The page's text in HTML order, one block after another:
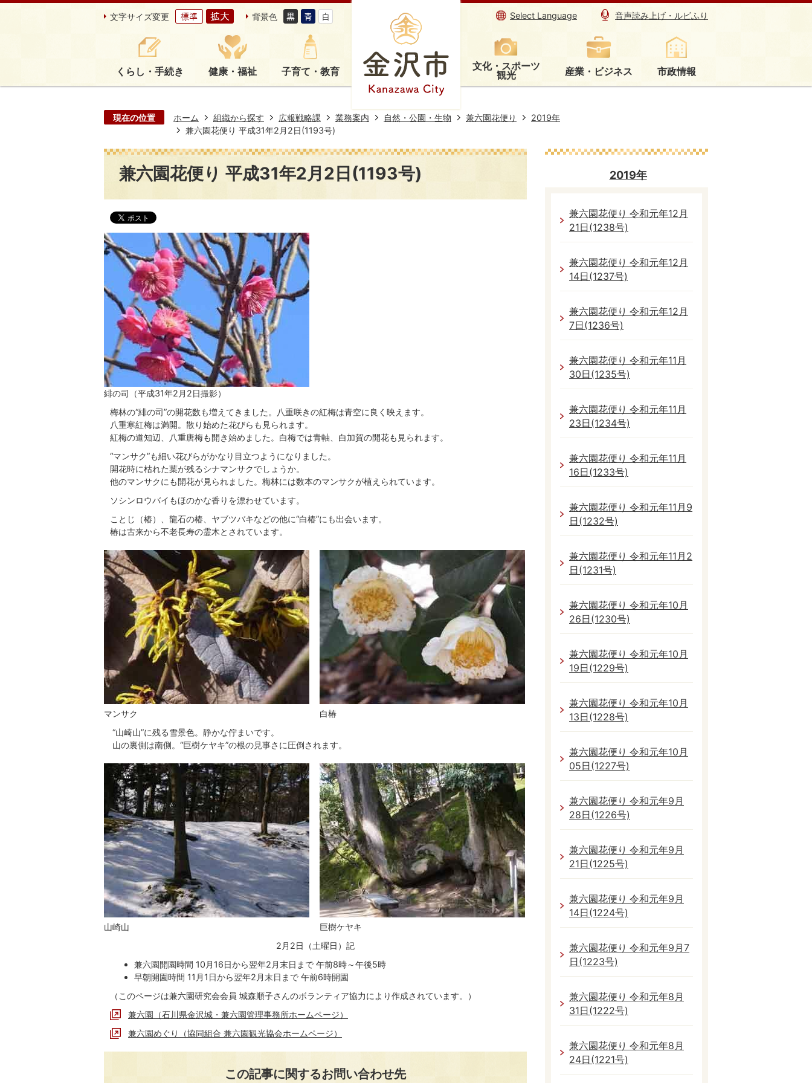
文字サイズ変更 背景色 Select Language 音声読み上げ・ルビふり
くらし・手続き 健康・福祉 子育て・教育 文化・スポーツ
観光 産業・ビジネス 市政情報
現在の位置 ホーム 組織から探す 広報戦略課 業務案内 自然・公園・生物 兼六園花便り
2019年
兼六園花便り 平成31年2月2日(1193号)
兼六園花便り 平成31年2月2日(1193号)
緋の司（平成31年2月2日撮影）
梅林の“緋の司”の開花数も増えてきました。八重咲きの紅梅は青空に良く映えます。
八重寒紅梅は満開。散り始めた花びらも見られます。
紅梅の道知辺、八重唐梅も開き始めました。白梅では青軸、白加賀の開花も見られます。
“マンサク”も細い花びらがかなり目立つようになりました。
開花時に枯れた葉が残るシナマンサクでしょうか。
他のマンサクにも開花が見られました。梅林には数本のマンサクが植えられています。
ソシンロウバイもほのかな香りを漂わせています。
ことじ（椿）、龍石の椿、ヤブツバキなどの他に“白椿”にも出会います。
椿は古来から不老長寿の霊木とされています。
マンサク
白椿
“山崎山”に残る雪景色。静かな佇まいです。
山の裏側は南側。“巨樹ケヤキ”の根の見事さに圧倒されます。
山崎山
巨樹ケヤキ
2月2日（土曜日）記
兼六園開園時間 10月16日から翌年2月末日まで 午前8時～午後5時
早朝開園時間 11月1日から翌年2月末日まで 午前6時開園
（このページは兼六園研究会会員 城森順子さんのボランティア協力により作成されています。）
兼六園（石川県金沢城・兼六園管理事務所ホームページ）
兼六園めぐり（協同組合 兼六園観光協会ホームページ）
この記事に関するお問い合わせ先
2019年
兼六園花便り 令和元年12月
21日(1238号)
兼六園花便り 令和元年12月
14日(1237号)
兼六園花便り 令和元年12月
7日(1236号)
兼六園花便り 令和元年11月
30日(1235号)
兼六園花便り 令和元年11月
23日(1234号)
兼六園花便り 令和元年11月
16日(1233号)
兼六園花便り 令和元年11月9
日(1232号)
兼六園花便り 令和元年11月2
日(1231号)
兼六園花便り 令和元年10月
26日(1230号)
兼六園花便り 令和元年10月
19日(1229号)
兼六園花便り 令和元年10月
13日(1228号)
兼六園花便り 令和元年10月
05日(1227号)
兼六園花便り 令和元年9月
28日(1226号)
兼六園花便り 令和元年9月
21日(1225号)
兼六園花便り 令和元年9月
14日(1224号)
兼六園花便り 令和元年9月7
日(1223号)
兼六園花便り 令和元年8月
31日(1222号)
兼六園花便り 令和元年8月
24日(1221号)